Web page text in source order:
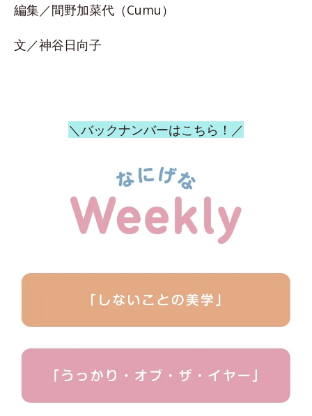
編集／間野加菜代（Cumu）
文／神谷日向子
＼バックナンバーはこちら！／